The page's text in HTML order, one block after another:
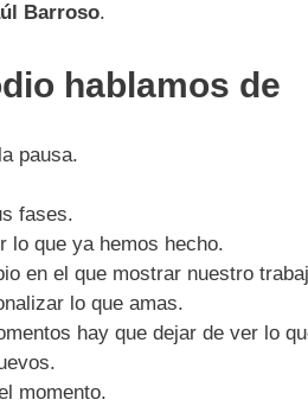
Barroso.
hablamos de
pausa.
fases.
lo que ya hemos hecho.
en el que mostrar nuestro
lo que amas.
hay que dejar de ver lo
momento.